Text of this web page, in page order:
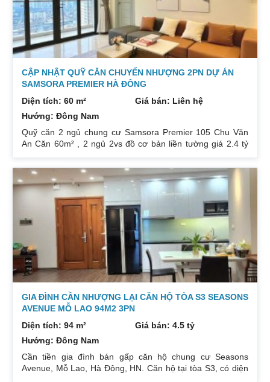
CẬP NHẬT QUỸ CĂN CHUYỂN NHƯỢNG 2PN DỰ ÁN
SAMSORA PREMIER HÀ ĐÔNG
Diện tích: 60 m²
Giá bán: Liên hệ
Hướng: Đông Nam
Quỹ căn 2 ngủ chung cư Samsora Premier 105 Chu Văn
An Căn 60m² , 2 ngủ 2vs đồ cơ bản liền tường giá 2.4 tỷ
bản liền tường ban công B giá 2.65 tỷ bao phí sang tên.
Căn 70m², 2 ngủ 2vs đồ cơ bản liền tường ban công ĐN
giá 2.7x tỷ bao phí sang tên có slot oto. Căn 70m² 2 ngủ
2vs full đồ điện tử và liền tường giá 2.8 tỷ bao
GIA ĐÌNH CẦN NHƯỢNG LẠI CĂN HỘ TÒA S3 SEASONS
AVENUE MỖ LAO 94M2 3PN
Diện tích: 94 m²
Giá bán: 4.5 tỷ
Hướng: Đông Nam
Cần tiền gia đình bán gấp căn hộ chung cư Seasons
Avenue, Mỗ Lao, Hà Đông, HN. Căn hộ tại tòa S3, có diện